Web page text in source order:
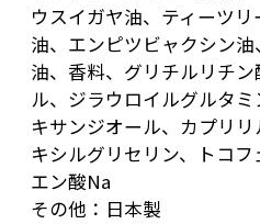
ウスイガヤ油、ティーツ
油、エンピツビャクシン
油、香料、グリチルリチ
ル、ジラウロイルグルタ
キサンジオール、カプリ
キシルグリセリン、トコ
エン酸Na
その他：日本製